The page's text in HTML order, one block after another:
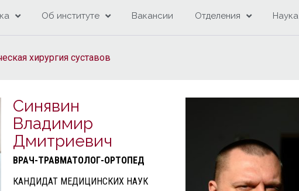
Об институте Вакансии Отделения Наука
хирургия суставов
Синявин
Владимир
Дмитриевич
ВРАЧ-ТРАВМАТОЛОГ-ОРТОПЕД
КАНДИДАТ МЕДИЦИНСКИХ НАУК